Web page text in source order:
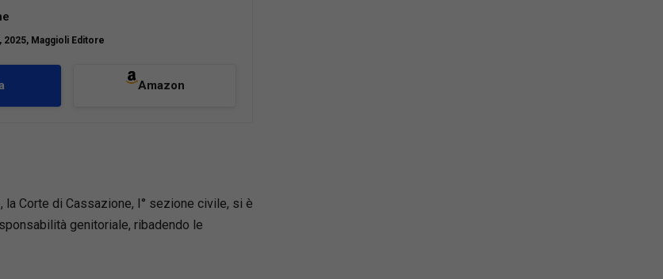
di famiglia ad opera della c.d.
ha profondamente trasformato il
diritti delle persone e le relazioni
in occasione di crisi matrimoniali
volume offre agli avvocati e a tutti
uno strumento completo e
fino alle fasi esecutive, l’opera
e aggiornato ogni passaggio
integrando riferimenti
giurisprudenziali e indicazioni di
, 2025, Maggioli Editore
Amazon
la Corte di Cassazione, I° sezione civile, si è
genitoriale, ribadendo le